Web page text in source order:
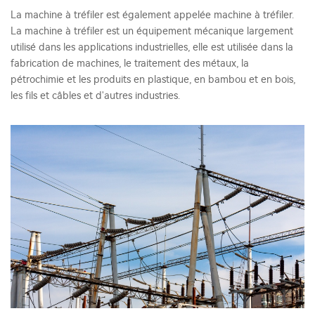
La machine à tréfiler est également appelée machine à tréfiler.
La machine à tréfiler est un équipement mécanique largement
utilisé dans les applications industrielles, elle est utilisée dans la
fabrication de machines, le traitement des métaux, la
pétrochimie et les produits en plastique, en bambou et en bois,
les fils et câbles et d'autres industries.